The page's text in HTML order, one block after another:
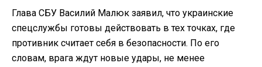
Глава СБУ Василий Малюк заявил, что украинские
спецслужбы готовы действовать в тех точках, где
противник считает себя в безопасности. По его
словам, врага ждут новые удары, не менее